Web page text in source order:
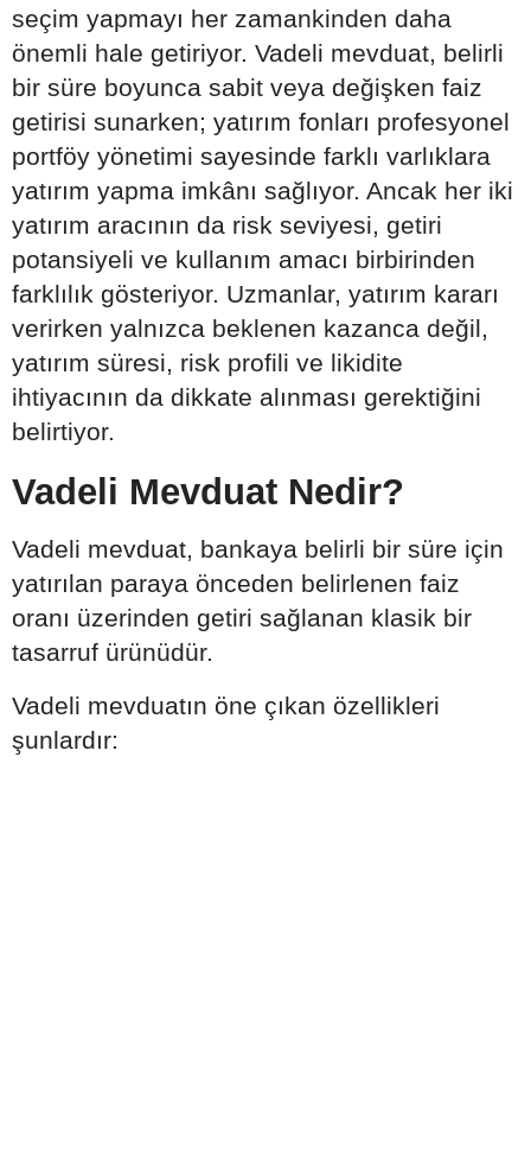
seçim yapmayı her zamankinden daha
önemli hale getiriyor. Vadeli mevduat, belirli
bir süre boyunca sabit veya değişken faiz
getirisi sunarken; yatırım fonları profesyonel
portföy yönetimi sayesinde farklı varlıklara
yatırım yapma imkânı sağlıyor. Ancak her iki
yatırım aracının da risk seviyesi, getiri
potansiyeli ve kullanım amacı birbirinden
farklılık gösteriyor. Uzmanlar, yatırım kararı
verirken yalnızca beklenen kazanca değil,
yatırım süresi, risk profili ve likidite
ihtiyacının da dikkate alınması gerektiğini
belirtiyor.
Vadeli Mevduat Nedir?
Vadeli mevduat, bankaya belirli bir süre için
yatırılan paraya önceden belirlenen faiz
oranı üzerinden getiri sağlanan klasik bir
tasarruf ürünüdür.
Vadeli mevduatın öne çıkan özellikleri
şunlardır: